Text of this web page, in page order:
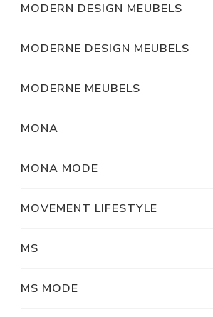
MODERN DESIGN MEUBELS
MODERNE DESIGN MEUBELS
MODERNE MEUBELS
MONA
MONA MODE
MOVEMENT LIFESTYLE
MS
MS MODE